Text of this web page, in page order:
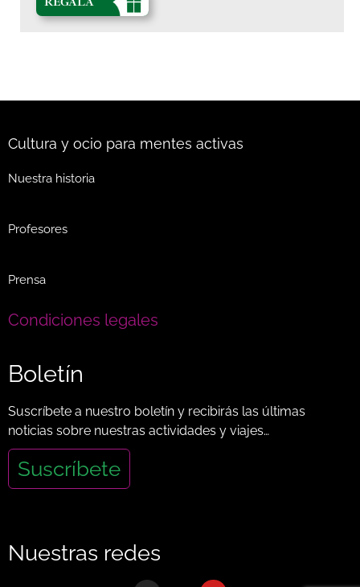
Cultura y ocio para mentes activas
Nuestra historia
Profesores
Prensa
Condiciones legales
Boletín
Suscríbete a nuestro boletín y recibirás las últimas
noticias sobre nuestras actividades y viajes…
Suscríbete
Nuestras redes